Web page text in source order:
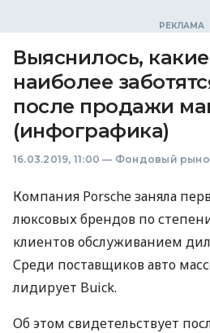
Выяснилось,
наиболее
после продажи
(инфографика)
16.03.2019, 11:00 — Фондовый
Компания Porsche заняла
люксовых брендов по
клиентов обслуживанием
Среди поставщиков авто
лидирует Buick.
Об этом свидетельствует